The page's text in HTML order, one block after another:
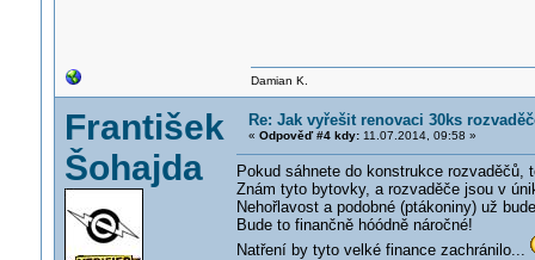
Damian K.
František
Šohajda
Re: Jak vyřešit renovaci 30ks
« Odpověď #4 kdy:11.07.2014, 09:58 »
Pokud sáhnete do konstrukce rozvaděčů,
Znám tyto bytovky, a rozvaděče jsou v
Nehořlavost a podobné (ptákoniny) už
Bude to finančně hóódně náročné!
Natření by tyto velké finance zachránilo...